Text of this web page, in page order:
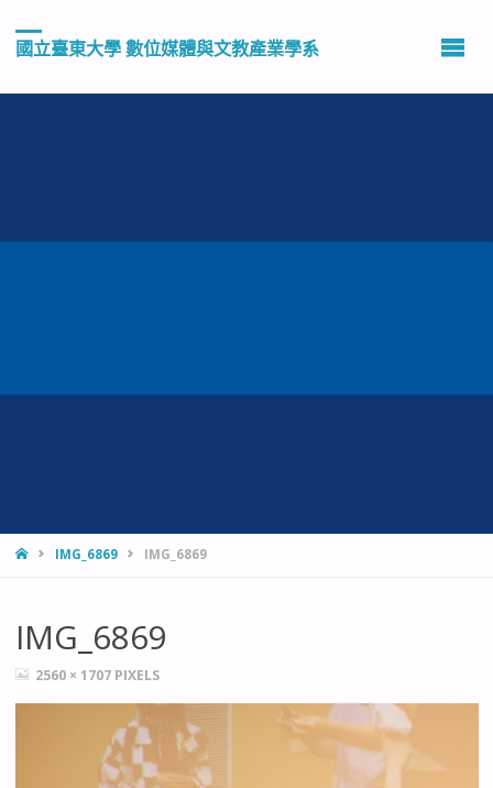
國立臺東大學 數位媒體與文教產業學系
HOMEIMG_6869 IMG_6869
IMG_6869
FULL2560 × 1707 PIXELS